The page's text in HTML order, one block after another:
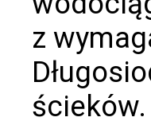
z
ścieków.